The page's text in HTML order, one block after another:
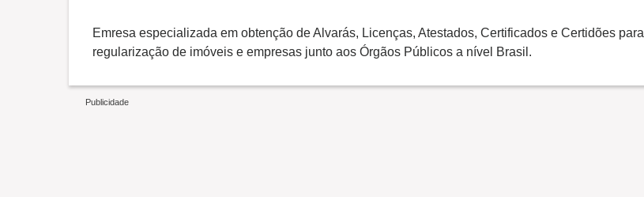
Emresa especializada em obtenção de Alvarás, Licenças, Atestados, Certificados e Certidões para
regularização de imóveis e empresas junto aos Órgãos Públicos a nível Brasil.